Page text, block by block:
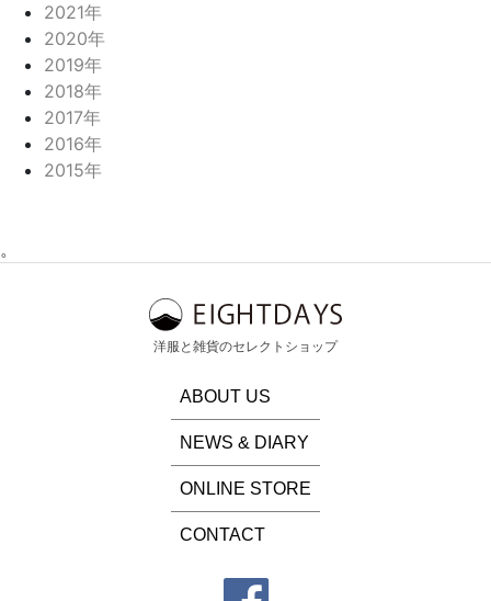
2021年
2020年
2019年
2018年
2017年
2016年
2015年
。
洋服と雑貨のセレクトショップ
ABOUT US
NEWS & DIARY
ONLINE STORE
CONTACT